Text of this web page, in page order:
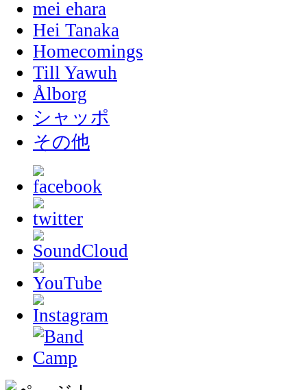
mei ehara
Hei Tanaka
Homecomings
Till Yawuh
Ålborg
シャッポ
その他